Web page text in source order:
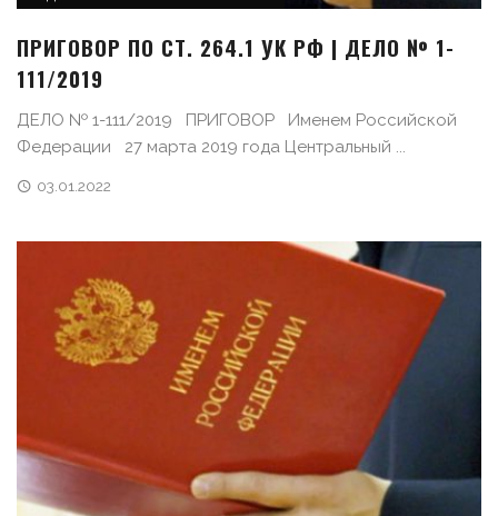
ПРИГОВОР ПО СТ. 264.1 УК РФ | ДЕЛО № 1-
111/2019
ДЕЛО № 1-111/2019 ПРИГОВОР Именем Российской
Федерации 27 марта 2019 года Центральный ...
03.01.2022